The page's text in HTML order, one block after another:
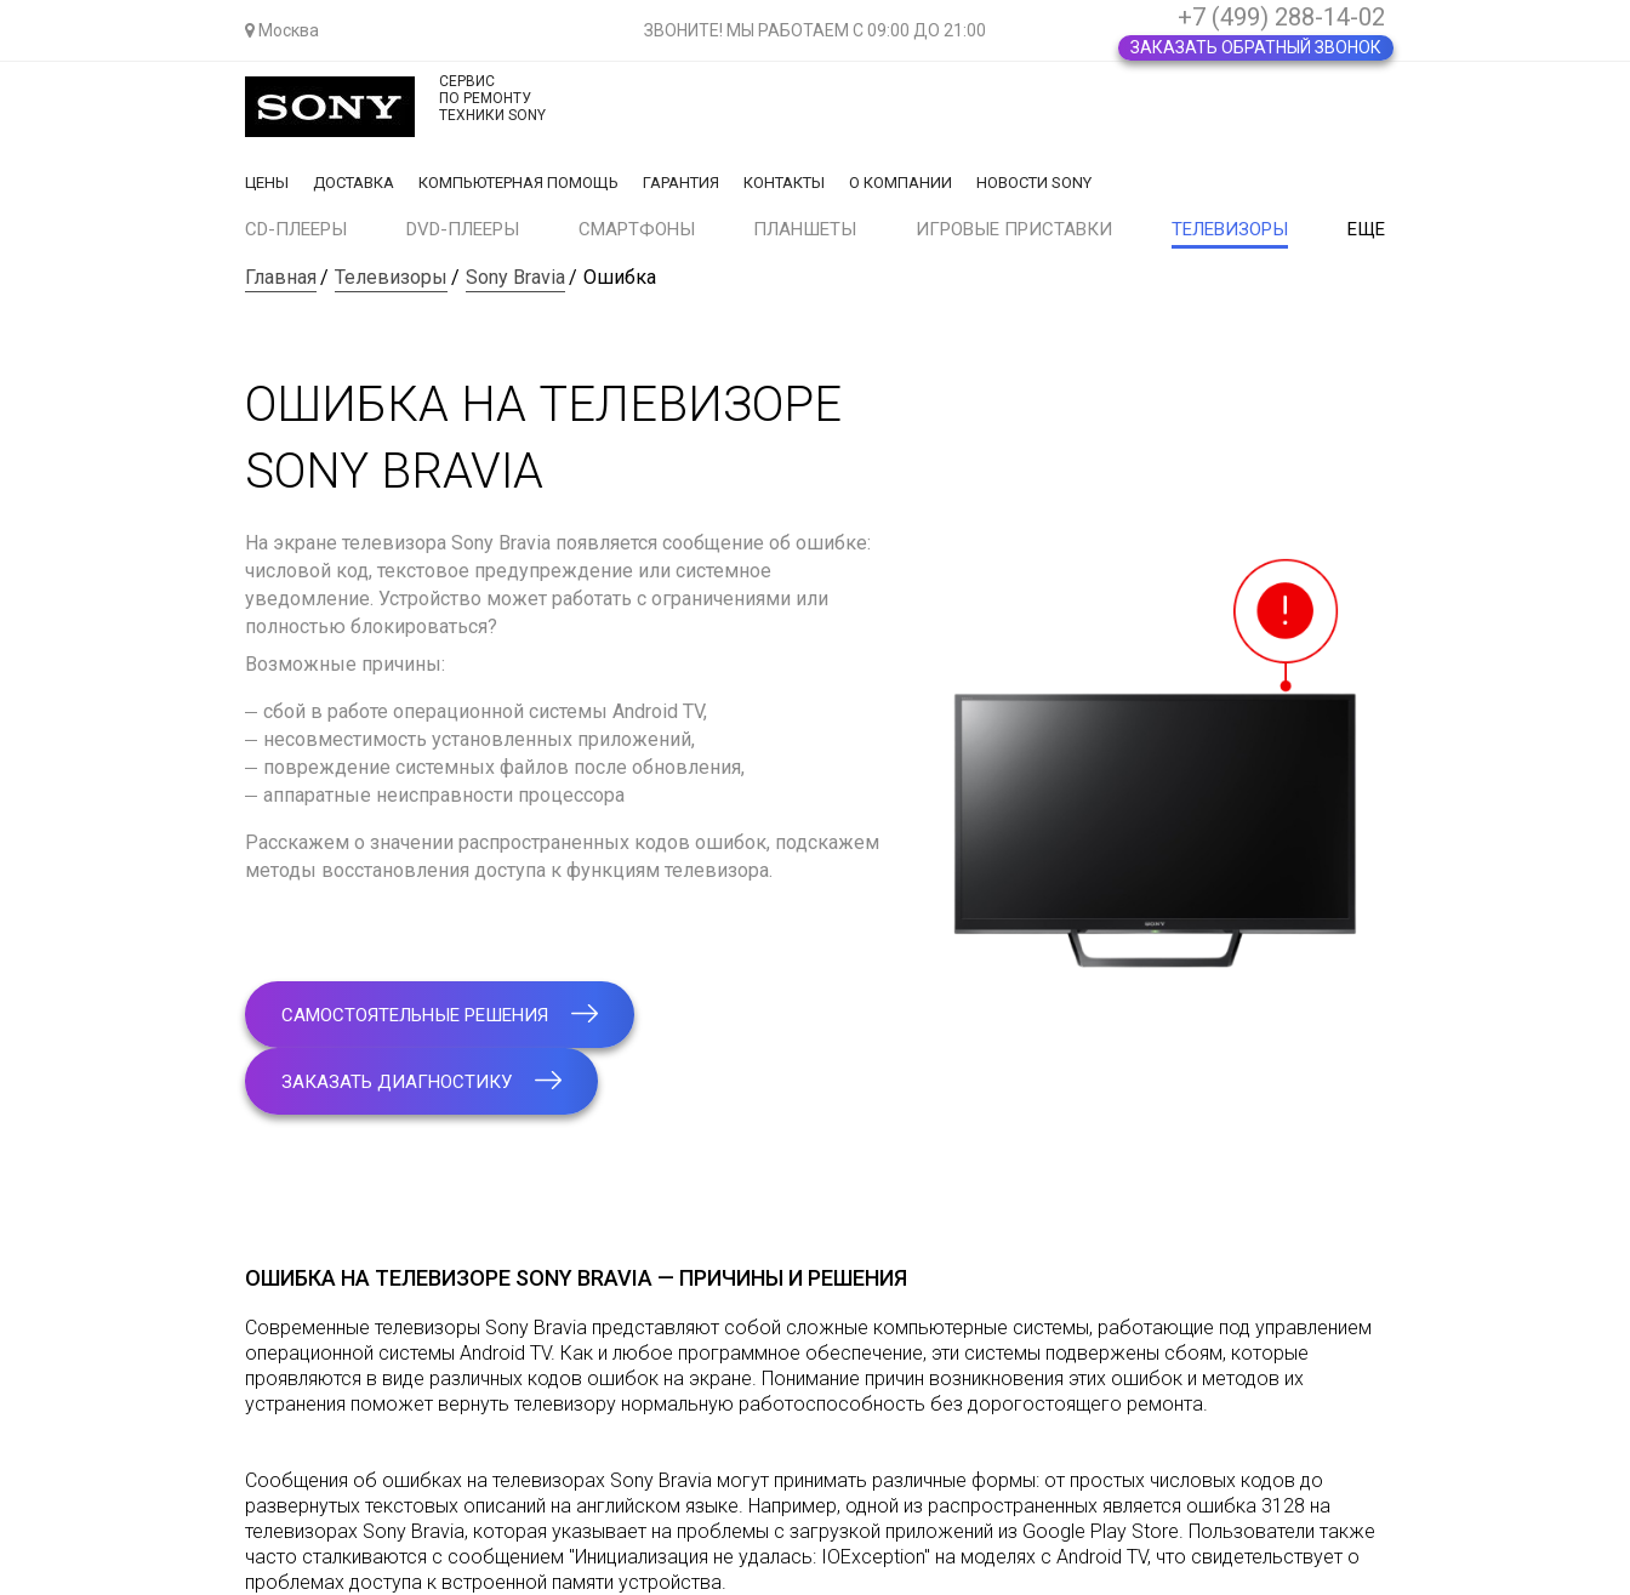
Москва ЗВОНИТЕ! МЫ РАБОТАЕМ С 09:00 ДО 21:00 +7 (499) 288-14-02
ЗАКАЗАТЬ ОБРАТНЫЙ ЗВОНОК
СЕРВИС
ПО РЕМОНТУ
ТЕХНИКИ SONY
ЦЕНЫ ДОСТАВКА КОМПЬЮТЕРНАЯ ПОМОЩЬ ГАРАНТИЯ КОНТАКТЫ О КОМПАНИИ НОВОСТИ SONY
CD-ПЛЕЕРЫ DVD-ПЛЕЕРЫ СМАРТФОНЫ ПЛАНШЕТЫ ИГРОВЫЕ ПРИСТАВКИ ТЕЛЕВИЗОРЫ ЕЩЕ
Главная Телевизоры Sony Bravia Ошибка
ОШИБКА НА ТЕЛЕВИЗОРЕ
SONY BRAVIA
На экране телевизора Sony Bravia появляется сообщение об ошибке:
числовой код, текстовое предупреждение или системное
уведомление. Устройство может работать с ограничениями или
полностью блокироваться?
Возможные причины:
сбой в работе операционной системы Android TV,
несовместимость установленных приложений,
повреждение системных файлов после обновления,
аппаратные неисправности процессора
Расскажем о значении распространенных кодов ошибок, подскажем
методы восстановления доступа к функциям телевизора.
САМОСТОЯТЕЛЬНЫЕ РЕШЕНИЯ
ЗАКАЗАТЬ ДИАГНОСТИКУ
ОШИБКА НА ТЕЛЕВИЗОРЕ SONY BRAVIA — ПРИЧИНЫ И РЕШЕНИЯ
Современные телевизоры Sony Bravia представляют собой сложные компьютерные системы, работающие под управлением
операционной системы Android TV. Как и любое программное обеспечение, эти системы подвержены сбоям, которые
проявляются в виде различных кодов ошибок на экране. Понимание причин возникновения этих ошибок и методов их
устранения поможет вернуть телевизору нормальную работоспособность без дорогостоящего ремонта.
Сообщения об ошибках на телевизорах Sony Bravia могут принимать различные формы: от простых числовых кодов до
развернутых текстовых описаний на английском языке. Например, одной из распространенных является ошибка 3128 на
телевизорах Sony Bravia, которая указывает на проблемы с загрузкой приложений из Google Play Store. Пользователи также
часто сталкиваются с сообщением "Инициализация не удалась: IOException" на моделях с Android TV, что свидетельствует о
проблемах доступа к встроенной памяти устройства.